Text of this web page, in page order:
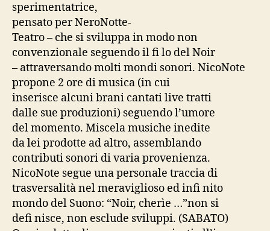
sperimentatrice,
pensato per NeroNotte-
Teatro – che si sviluppa in modo non
convenzionale seguendo il fi lo del Noir
– attraversando molti mondi sonori. NicoNote
propone 2 ore di musica (in cui
inserisce alcuni brani cantati live tratti
dalle sue produzioni) seguendo l’umore
del momento. Miscela musiche inedite
da lei prodotte ad altro, assemblando
contributi sonori di varia provenienza.
NicoNote segue una personale traccia di
trasversalità nel meraviglioso ed infi nito
mondo del Suono: “Noir, cherìe …”non si
defi nisce, non esclude sviluppi. (SABATO)